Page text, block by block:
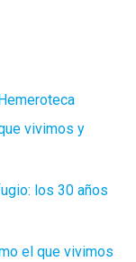
vivimos y
los 30 años
el que vivimos